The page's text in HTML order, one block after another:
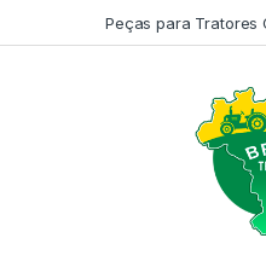
Peças para Tratores